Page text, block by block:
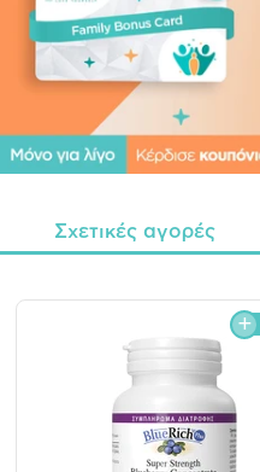
Σχετικές αγορές